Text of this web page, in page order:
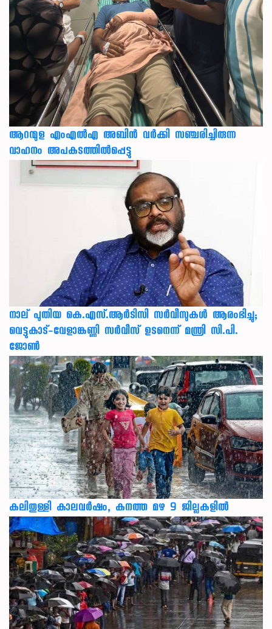
ആറന്മുള എംഎൽഎ അബിൻ വർക്കി സഞ്ചരിച്ചിരുന്ന
വാഹനം അപകടത്തിൽപ്പെട്ടു
നാല് പുതിയ കെ.എസ്.ആർടിസി സർവീസുകൾ ആരംഭിച്ചു;
വെട്ടുകാട്-വേളാങ്കണ്ണി സർവീസ് ഉടനെന്ന് മന്ത്രി സി.പി.
ജോൺ
കലിതുള്ളി കാലവർഷം, കനത്ത മഴ 9 ജില്ലകളിൽ